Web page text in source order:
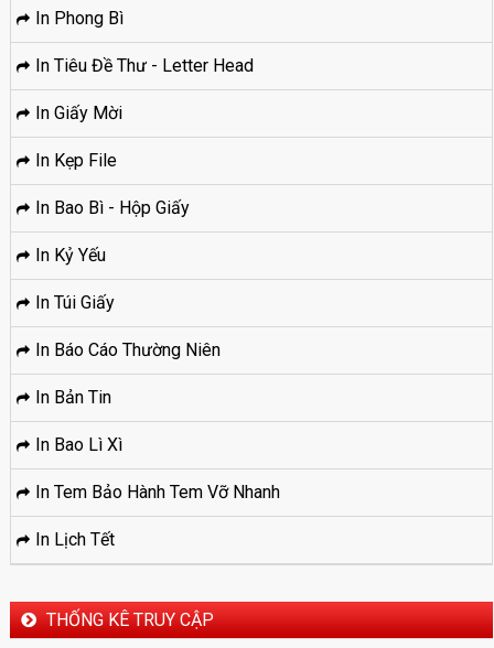
In Phong Bì
In Tiêu Đề Thư - Letter Head
In Giấy Mời
In Kẹp File
In Bao Bì - Hộp Giấy
In Kỷ Yếu
In Túi Giấy
In Báo Cáo Thường Niên
In Bản Tin
In Bao Lì Xì
In Tem Bảo Hành Tem Vỡ Nhanh
In Lịch Tết
THỐNG KÊ TRUY CẬP